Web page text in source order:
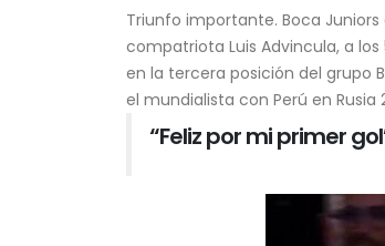
Triunfo importante. Boca Juniors
compatriota Luis Advincula, a
en la tercera posición del grupo
el mundialista con Perú en
“Feliz por mi primer
relaciones
7 de agosto de 2026
Poder Judicial
recurso de
autoriza su
audiencia